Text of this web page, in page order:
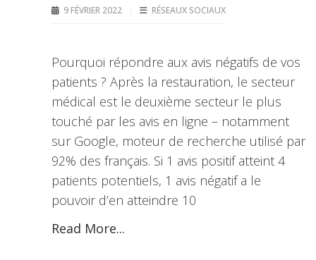
9 FÉVRIER 2022 RÉSEAUX SOCIAUX
Pourquoi répondre aux avis négatifs de vos
patients ? Après la restauration, le secteur
médical est le deuxième secteur le plus
touché par les avis en ligne – notamment
sur Google, moteur de recherche utilisé par
92% des français. Si 1 avis positif atteint 4
patients potentiels, 1 avis négatif a le
pouvoir d’en atteindre 10
Read More...